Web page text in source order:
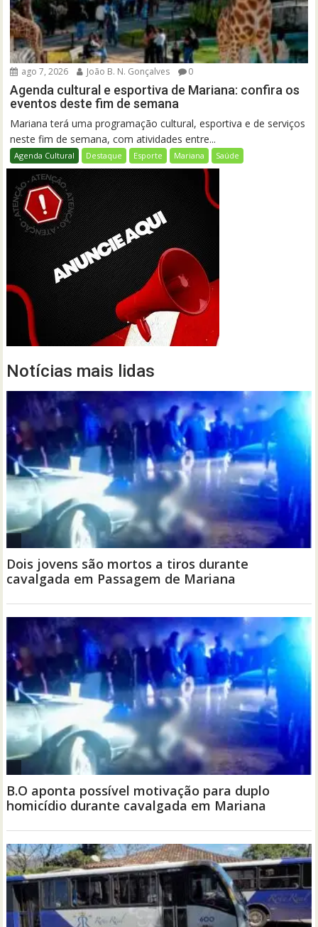
ago 7, 2026 João B. N. Gonçalves 0
Agenda cultural e esportiva de Mariana: confira os
eventos deste fim de semana
Mariana terá uma programação cultural, esportiva e de serviços
neste fim de semana, com atividades entre...
Agenda Cultural Destaque Esporte Mariana Saúde
Notícias mais lidas